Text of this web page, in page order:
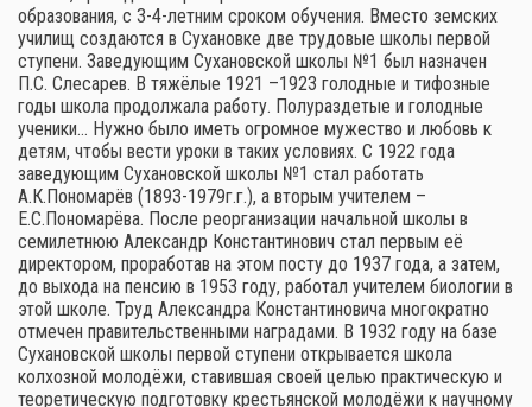
образования, с 3-4-летним сроком обучения. Вместо земских
училищ создаются в Сухановке две трудовые школы первой
ступени. Заведующим Сухановской школы №1 был назначен
П.С. Слесарев. В тяжёлые 1921 –1923 голодные и тифозные
годы школа продолжала работу. Полураздетые и голодные
ученики… Нужно было иметь огромное мужество и любовь к
детям, чтобы вести уроки в таких условиях. С 1922 года
заведующим Сухановской школы №1 стал работать
А.К.Пономарёв (1893-1979г.г.), а вторым учителем –
Е.С.Пономарёва. После реорганизации начальной школы в
семилетнюю Александр Константинович стал первым её
директором, проработав на этом посту до 1937 года, а затем,
до выхода на пенсию в 1953 году, работал учителем биологии в
этой школе. Труд Александра Константиновича многократно
отмечен правительственными наградами. В 1932 году на базе
Сухановской школы первой ступени открывается школа
колхозной молодёжи, ставившая своей целью практическую и
теоретическую подготовку крестьянской молодёжи к научному